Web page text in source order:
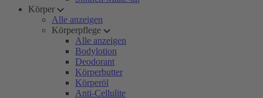
Körper
Alle anzeigen
Körperpflege
Alle anzeigen
Bodylotion
Deodorant
Körperbutter
Körperöl
Anti-Cellulite